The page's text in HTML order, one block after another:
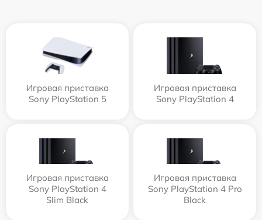
Игровая приставка
Sony PlayStation 5
Игровая приставка
Sony PlayStation 4
Игровая приставка
Sony PlayStation 4
Slim Black
Игровая приставка
Sony PlayStation 4 Pro
Black